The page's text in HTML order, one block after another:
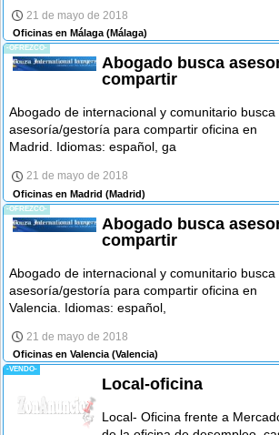
21 de mayo de 2018
Oficinas en Málaga(Málaga)
-OFREZCO-
Abogado busca
compartir
Abogado de internacional y comunitario busca
asesoría/gestoría para compartir oficina en
Madrid. Idiomas: español, ga
21 de mayo de 2018
Oficinas en Madrid (Madrid)
-OFREZCO-
Abogado busca
compartir
Abogado de internacional y comunitario busca
asesoría/gestoría para compartir oficina en
Valencia. Idiomas: español,
21 de mayo de 2018
Oficinas en Valencia (Valencia)
-VENDO-
Local-oficina
Local- Oficina frente a